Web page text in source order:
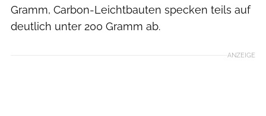
Gramm, Carbon-Leichtbauten specken teils auf
deutlich unter 200 Gramm ab.
ANZEIGE